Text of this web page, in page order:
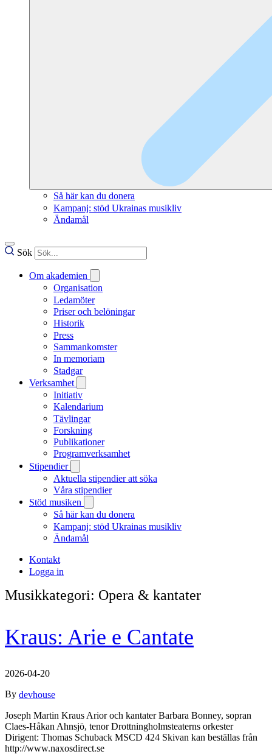
Så här kan du donera
Kampanj: stöd Ukrainas musikliv
Ändamål
Sök
Om akademien
Organisation
Ledamöter
Priser och belöningar
Historik
Press
Sammankomster
In memoriam
Stadgar
Verksamhet
Initiativ
Kalendarium
Tävlingar
Forskning
Publikationer
Programverksamhet
Stipendier
Aktuella stipendier att söka
Våra stipendier
Stöd musiken
Så här kan du donera
Kampanj: stöd Ukrainas musikliv
Ändamål
Kontakt
Logga in
Musikkategori: Opera & kantater
Kraus: Arie e Cantate
2026-04-20
By devhouse
Joseph Martin Kraus Arior och kantater Barbara Bonney, sopran
Claes-Håkan Ahnsjö, tenor Drottningholmsteaterns orkester
Dirigent: Thomas Schuback MSCD 424 Skivan kan beställas från
http://www.naxosdirect.se